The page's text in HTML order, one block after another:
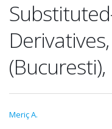
(Bucuresti),
Meriç A.